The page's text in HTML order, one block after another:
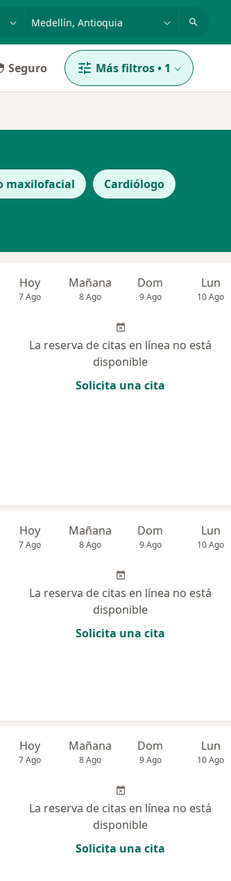
p. ej. Bogotá
Seguro Más filtros• 1
maxilofacial Cardiólogo
Hoy
7 Ago
Mañana
8 Ago
Dom
9 Ago
Lun
10 Ago
La reserva de citas en línea no está
disponible
Solicita una cita
Hoy
7 Ago
Mañana
8 Ago
Dom
9 Ago
Lun
10 Ago
La reserva de citas en línea no está
disponible
Solicita una cita
Hoy
7 Ago
Mañana
8 Ago
Dom
9 Ago
Lun
10 Ago
La reserva de citas en línea no está
disponible
Solicita una cita